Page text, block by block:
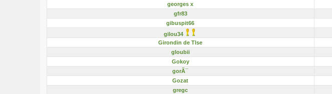
georges x
gfr83
gibuspit66
gilou34
Girondin de Tlse
gloubii
Gokoy
gorÃ¯
Gozat
gregc